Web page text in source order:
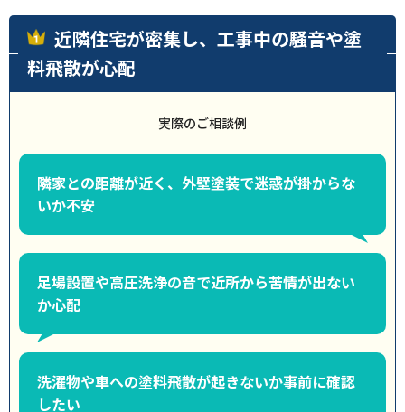
近隣住宅が密集し、工事中の騒音や塗
料飛散が心配
実際のご相談例
隣家との距離が近く、外壁塗装で迷惑が掛からな
いか不安
足場設置や高圧洗浄の音で近所から苦情が出ない
か心配
洗濯物や車への塗料飛散が起きないか事前に確認
したい